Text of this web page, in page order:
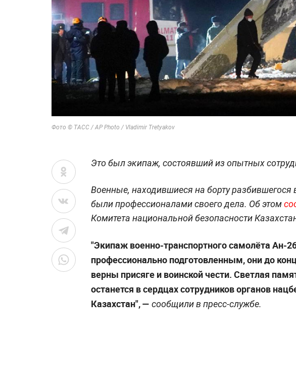
Фото © ТАСС / AP Photo / Vladimir Tretyakov
Это был экипаж, состоявший из опытных
Военные, находившиеся на борту разбившегося
были профессионалами своего дела. Об этом
Комитета национальной безопасности
"Экипаж военно-транспортного самолёта Ан-
профессионально подготовленным, они до
верны присяге и воинской чести. Светлая
останется в сердцах сотрудников органов
Казахстан", — сообщили в пресс-службе.